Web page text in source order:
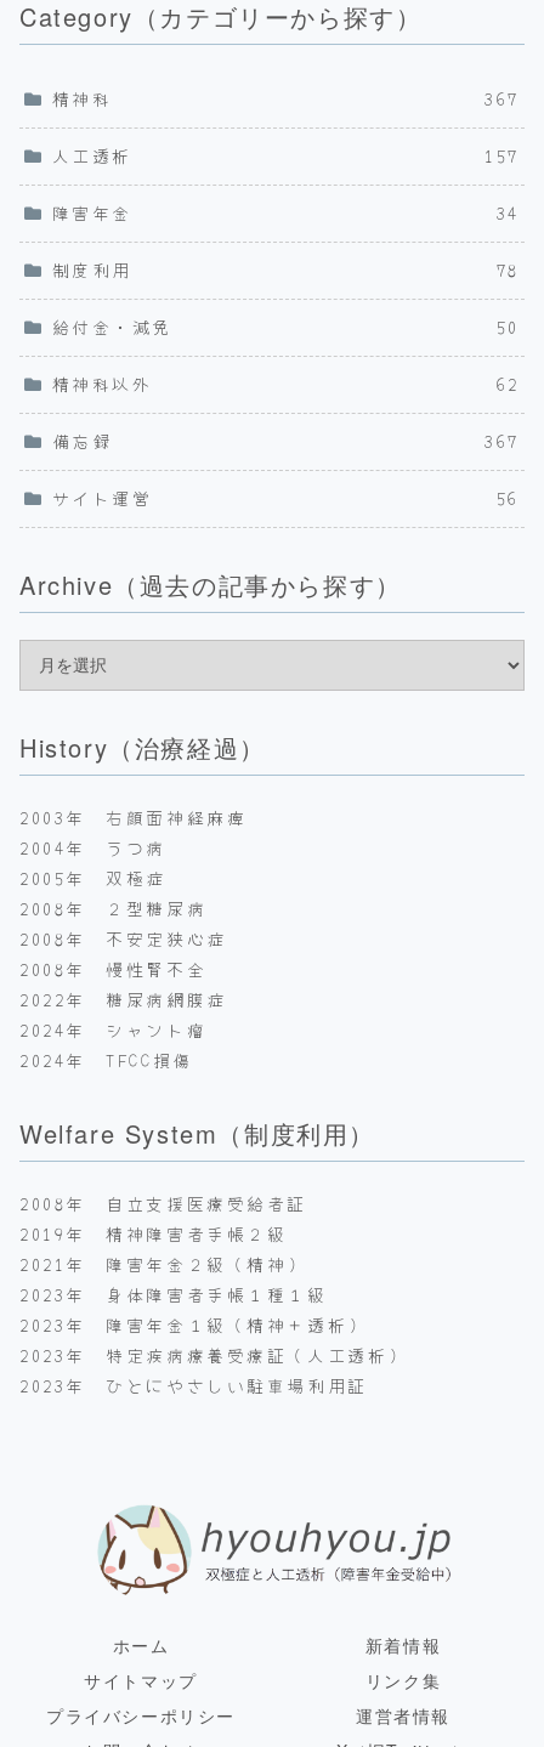
Category（カテゴリーから探す）
精神科 367
人工透析 157
障害年金 34
制度利用 78
給付金・減免 50
精神科以外 62
備忘録 367
サイト運営 56
Archive（過去の記事から探す）
History（治療経過）
2003年 右顔面神経麻痺
2004年 うつ病
2005年 双極症
2008年 ２型糖尿病
2008年 不安定狭心症
2008年 慢性腎不全
2022年 糖尿病網膜症
2024年 シャント瘤
2024年 TFCC損傷
Welfare System（制度利用）
2008年 自立支援医療受給者証
2019年 精神障害者手帳２級
2021年 障害年金２級（精神）
2023年 身体障害者手帳１種１級
2023年 障害年金１級（精神＋透析）
2023年 特定疾病療養受療証（人工透析）
2023年 ひとにやさしい駐車場利用証
ホーム
新着情報
サイトマップ
リンク集
プライバシーポリシー
運営者情報